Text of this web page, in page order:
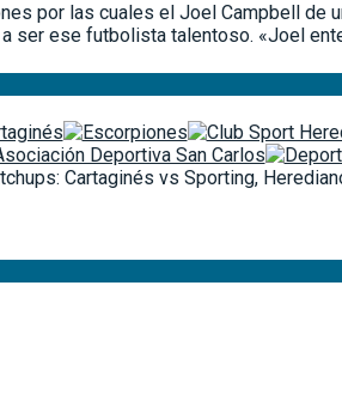
por las cuales el Joel Campbell de
ser ese futbolista talentoso. «Joel